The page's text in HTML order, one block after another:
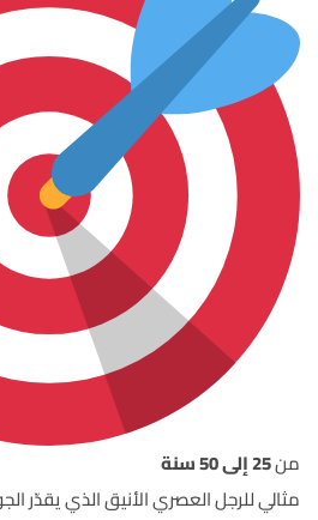
من25 إلى 50 سنة
مثالي للرجل العصري الأنيق الذي يقدّر